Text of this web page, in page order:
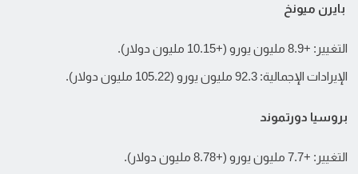
بايرن ميونخ
التغيير: +8.9 مليون يورو (+10.15 مليون دولار).
الإيرادات الإجمالية: 92.3 مليون يورو (105.22 مليون دولار).
بروسيا دورتموند
التغيير: +7.7 مليون يورو (+8.78 مليون دولار).